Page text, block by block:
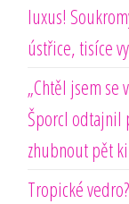
luxus!
ústřice, tisíce
„Chtěl jsem se
Šporcl odtajnil
zhubnout pět
Tropické